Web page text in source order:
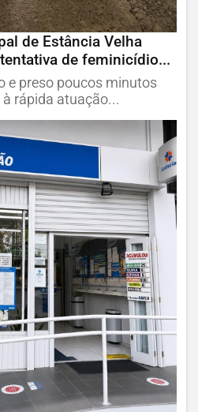
de Estância Velha
de feminicídio...
e preso poucos minutos
rápida atuação...